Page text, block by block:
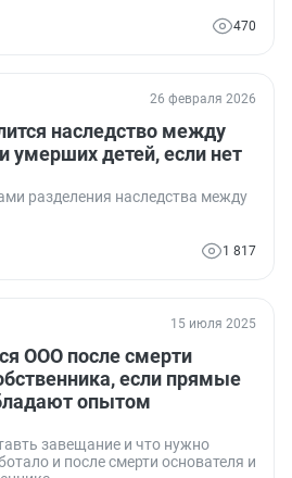
470
26 февраля 2026
наследство между
умерших детей, если нет
разделения наследства между
1 817
15 июля 2025
ООО после смерти
если прямые
опытом
завещание и что нужно
и после смерти основателя и